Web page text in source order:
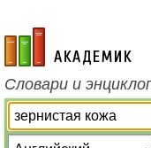
academic.ru
Словари и